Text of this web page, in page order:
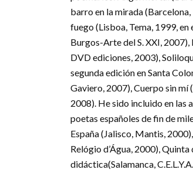
barro en la mirada
fuego (Lisboa, Tema, 1999,
Burgos-Arte del S. XXI,
DVD ediciones, 2003),
segunda edición en Santa
Gaviero, 2007), Cuerpo sin
2008). He sido incluido en las
poetas españoles de fin de
España (Jalisco, Mantis,
Relógio d’Água, 2000),
didáctica(Salamanca,